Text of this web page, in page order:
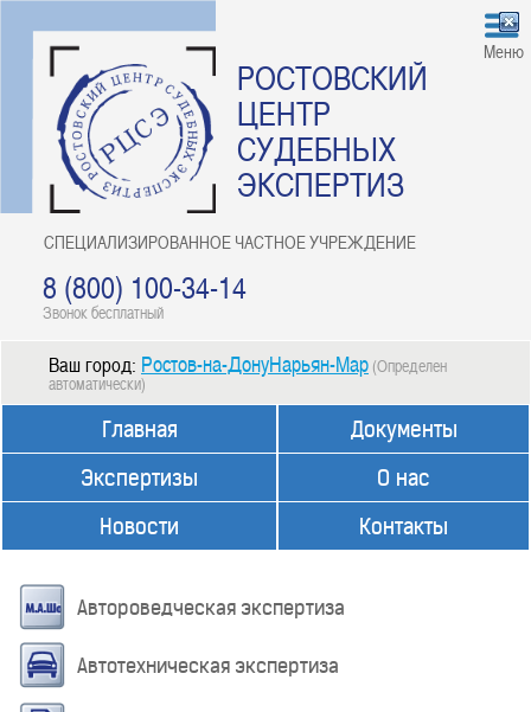
РОСТОВСКИЙ
ЦЕНТР
СУДЕБНЫХ
ЭКСПЕРТИЗ
СПЕЦИАЛИЗИРОВАННОЕ ЧАСТНОЕ УЧРЕЖДЕНИЕ
8 (800) 100-34-14
Звонок бесплатный
Меню
Ваш город: Ростов-на-ДонуНарьян-Мар (Определен
автоматически)
Главная
Экспертизы
Новости
Документы
О нас
Контакты
Автороведческая экспертиза
Автотехническая экспертиза